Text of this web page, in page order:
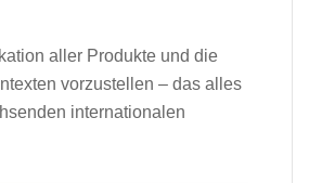
aller Produkte und die
vorzustellen – das alles
internationalen